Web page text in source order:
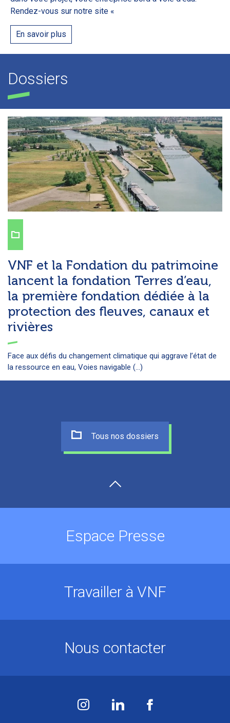
Rendez-vous sur notre site «
En savoir plus
Dossiers
VNF et la Fondation du patrimoine
lancent la fondation Terres d’eau,
la première fondation dédiée à la
protection des fleuves, canaux et
rivières
Face aux défis du changement climatique qui aggrave l’état de
la ressource en eau, Voies navigable (...)
Tous nos dossiers
Espace Presse
Travailler à VNF
Nous contacter